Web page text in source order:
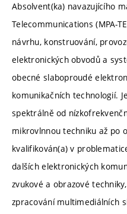
Absolvent(ka) navazujícího
Telecommunications (MPA-
návrhu, konstruování,
elektronických obvodů a
obecné slaboproudé
komunikačních technologií.
spektrálně od
mikrovlnnou techniku až po
kvalifikován(a) v
dalších elektronických
zvukové a obrazové
zpracování multimediálních